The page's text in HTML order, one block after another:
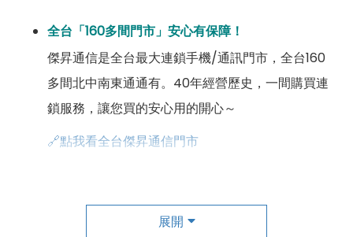
全台「160多間門市」安心有保障！
傑昇通信是全台最大連鎖手機/通訊門市，全台160
多間北中南東通通有。40年經營歷史，一間購買連
鎖服務，讓您買的安心用的開心～
🔗點我看全台傑昇通信門市
傑昇尊榮會員除了可以「消費集點兌換商品」，每半
展開